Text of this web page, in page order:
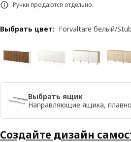
Ручки продаются отдельно.
Выбрать цвет: Förvaltare белый/
Выбрать ящик
Направляющие ящика,
Создайте дизайн